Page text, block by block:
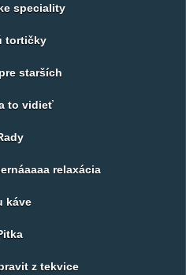
speciality
tortičky
starších
to vidieť
relaxácia
káve
z tekvice